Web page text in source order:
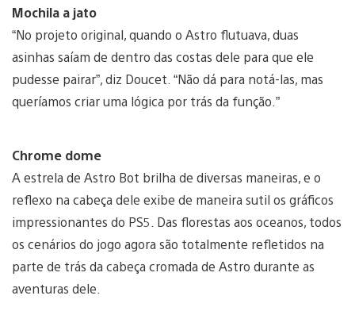
Mochila a jato
“No projeto original, quando o Astro flutuava, duas
asinhas saíam de dentro das costas dele para que ele
pudesse pairar”, diz Doucet. “Não dá para notá-las, mas
queríamos criar uma lógica por trás da função.”
Chrome dome
A estrela de Astro Bot brilha de diversas maneiras, e o
reflexo na cabeça dele exibe de maneira sutil os gráficos
impressionantes do PS5. Das florestas aos oceanos, todos
os cenários do jogo agora são totalmente refletidos na
parte de trás da cabeça cromada de Astro durante as
aventuras dele.